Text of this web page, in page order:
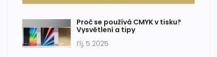
Proč se používá CMYK v tisku?
Vysvětlení a tipy
říj, 5 2025